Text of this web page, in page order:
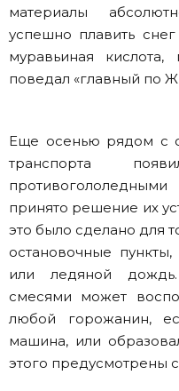
материалы
успешно плавить
муравьиная
поведал «главный по
Еще осенью рядом с
транспорта
принято решение их
это было сделано для
остановочные
или ледяной
смесями может
любой горожанин,
машина, или
этого предусмотрены